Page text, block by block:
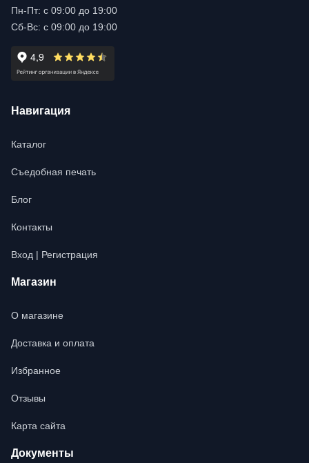
Пн-Пт: с 09:00 до 19:00
Сб-Вс: с 09:00 до 19:00
Навигация
Каталог
Съедобная печать
Блог
Контакты
Вход | Регистрация
Магазин
О магазине
Доставка и оплата
Избранное
Отзывы
Карта сайта
Документы